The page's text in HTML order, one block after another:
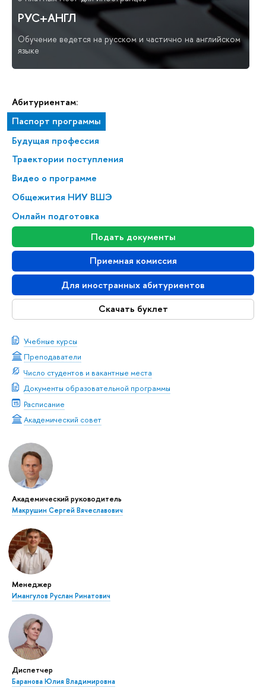
Абитуриентам:
Паспорт программы
Будущая профессия
Траектории поступления
Видео о программе
Общежития НИУ ВШЭ
Онлайн подготовка
Подать документы
Приемная комиссия
Для иностранных абитуриентов
Скачать буклет
Учебные курсы
Преподаватели
Число студентов и вакантные места
Документы образовательной программы
Расписание
Академический совет
Академический руководитель
Макрушин Сергей Вячеславович
Менеджер
Имангулов Руслан Ринатович
Диспетчер
Баранова Юлия Владимировна
РУС+АНГЛ
Обучение ведется на русском и частично на английском
языке